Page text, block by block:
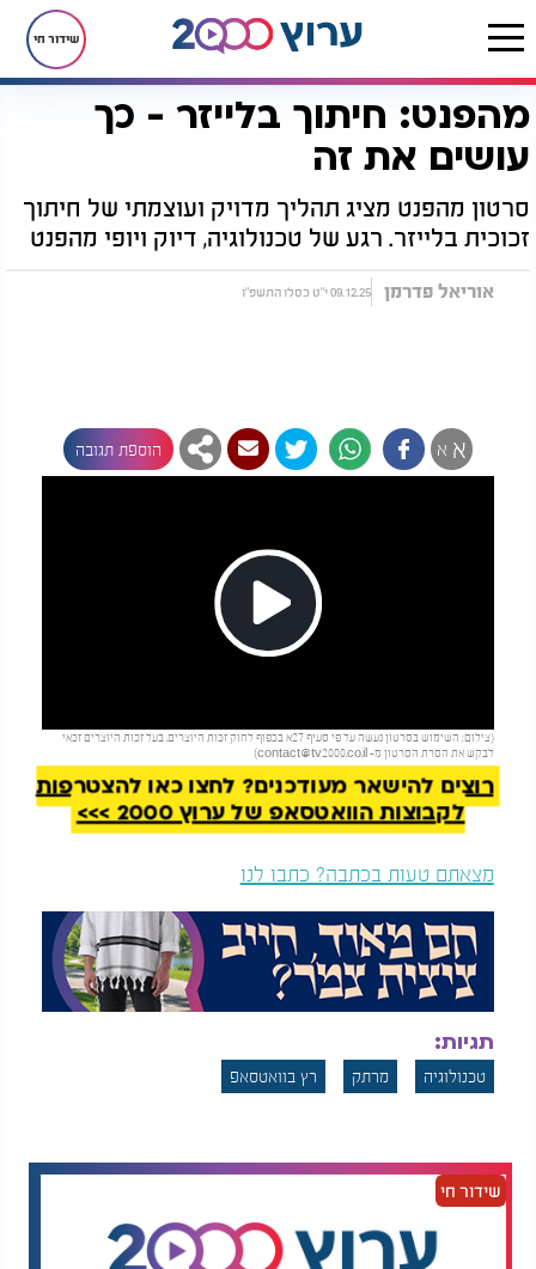
שידור חי
דף הבית רץ בוואטסאפ מהפנט: חיתוך בלייזר - כך עושים את זה
מהפנט: חיתוך בלייזר - כך
עושים את זה
סרטון מהפנט מציג תהליך מדויק ועוצמתי של חיתוך
זכוכית בלייזר. רגע של טכנולוגיה, דיוק ויופי מהפנט
אוריאל פדרמן 09.12.25 י"ט כסלו התשפ"ו
א א הוספת תגובה
Play
Video
(צילום: השימוש בסרטון נעשה על פי סעיף 27א בכפוף לחוק זכות היוצרים. בעל זכות היוצרים זכאי
לבקש את הסרת הסרטון מ- contact@tv2000.co.il
)
רוצים להישאר מעודכנים? לחצו כאן להצטרפות
לקבוצות הוואטסאפ של ערוץ 2000 >>>
מצאתם טעות בכתבה? כתבו לנו
תגיות:
טכנולוגיה מרתק רץ בוואטסאפ
שידור חי